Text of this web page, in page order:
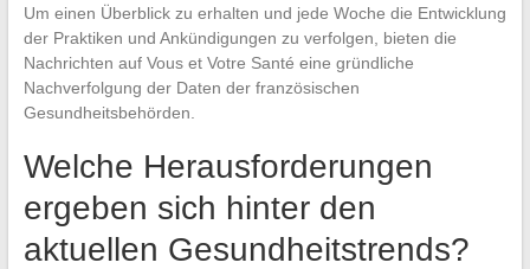
Um einen Überblick zu erhalten und jede Woche die Entwicklung
der Praktiken und Ankündigungen zu verfolgen, bieten die
Nachrichten auf Vous et Votre Santé eine gründliche
Nachverfolgung der Daten der französischen
Gesundheitsbehörden.
Welche Herausforderungen
ergeben sich hinter den
aktuellen Gesundheitstrends?